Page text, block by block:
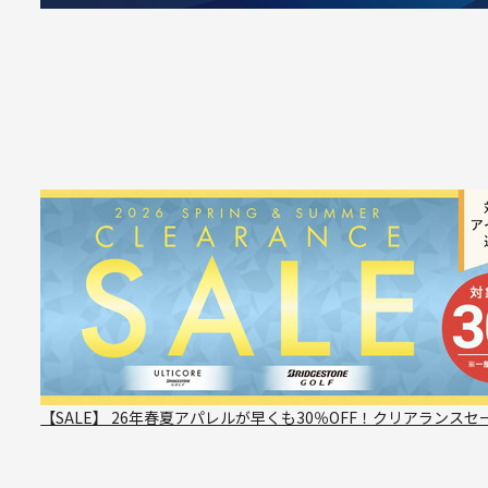
【SALE】 26年春夏アパレルが早くも30％OFF！クリアランスセ